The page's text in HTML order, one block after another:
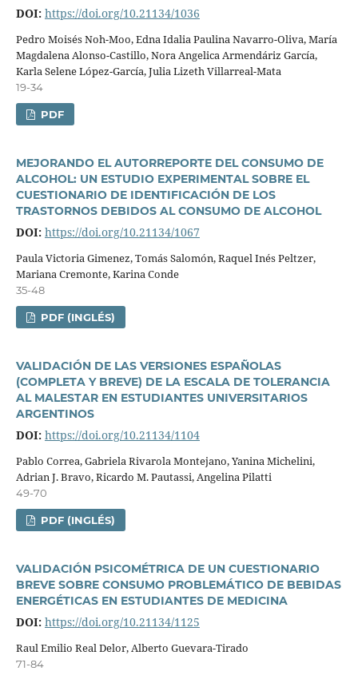
DOI: https://doi.org/10.21134/1036
Pedro Moisés Noh-Moo, Edna Idalia Paulina Navarro-Oliva, Marí­a
Magdalena Alonso-Castillo, Nora Angelica Armendáriz Garcí­a,
Karla Selene López-Garcí­a, Julia Lizeth Villarreal-Mata
19-34
PDF
MEJORANDO EL AUTORREPORTE DEL CONSUMO DE
ALCOHOL: UN ESTUDIO EXPERIMENTAL SOBRE EL
CUESTIONARIO DE IDENTIFICACIÓN DE LOS
TRASTORNOS DEBIDOS AL CONSUMO DE ALCOHOL
DOI: https://doi.org/10.21134/1067
Paula Victoria Gimenez, Tomás Salomón, Raquel Inés Peltzer,
Mariana Cremonte, Karina Conde
35-48
PDF (INGLÉS)
VALIDACIÓN DE LAS VERSIONES ESPAÑOLAS
(COMPLETA Y BREVE) DE LA ESCALA DE TOLERANCIA
AL MALESTAR EN ESTUDIANTES UNIVERSITARIOS
ARGENTINOS
DOI: https://doi.org/10.21134/1104
Pablo Correa, Gabriela Rivarola Montejano, Yanina Michelini,
Adrian J. Bravo, Ricardo M. Pautassi, Angelina Pilatti
49-70
PDF (INGLÉS)
VALIDACIÓN PSICOMÉTRICA DE UN CUESTIONARIO
BREVE SOBRE CONSUMO PROBLEMÁTICO DE BEBIDAS
ENERGÉTICAS EN ESTUDIANTES DE MEDICINA
DOI: https://doi.org/10.21134/1125
Raul Emilio Real Delor, Alberto Guevara-Tirado
71-84